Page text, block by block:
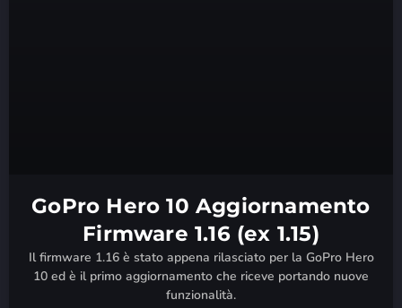
GoPro Hero 10 Aggiornamento
Firmware 1.16 (ex 1.15)
Il firmware 1.16 è stato appena rilasciato per la GoPro Hero
10 ed è il primo aggiornamento che riceve portando nuove
funzionalità.